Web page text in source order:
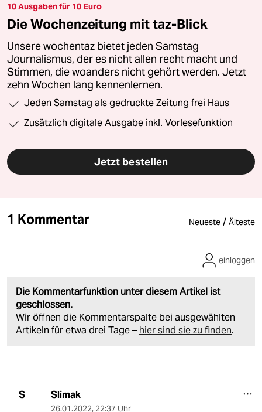
10 Ausgaben für 10 Euro
Die Wochenzeitung mit taz-Blick
Unsere wochentaz bietet jeden Samstag
Journalismus, der es nicht allen recht macht und
Stimmen, die woanders nicht gehört werden. Jetzt
zehn Wochen lang kennenlernen.
Jeden Samstag als gedruckte Zeitung frei Haus
Zusätzlich digitale Ausgabe inkl. Vorlesefunktion
Jetzt bestellen
1 Kommentar Neueste / Älteste
Die Kommentarfunktion unter diesem Artikel ist
geschlossen.
Wir öffnen die Kommentarspalte bei ausgewählten
Artikeln für etwa drei Tage – hier sind sie zu finden.
einloggen
S Slimak
26.01.2022, 22:37 Uhr